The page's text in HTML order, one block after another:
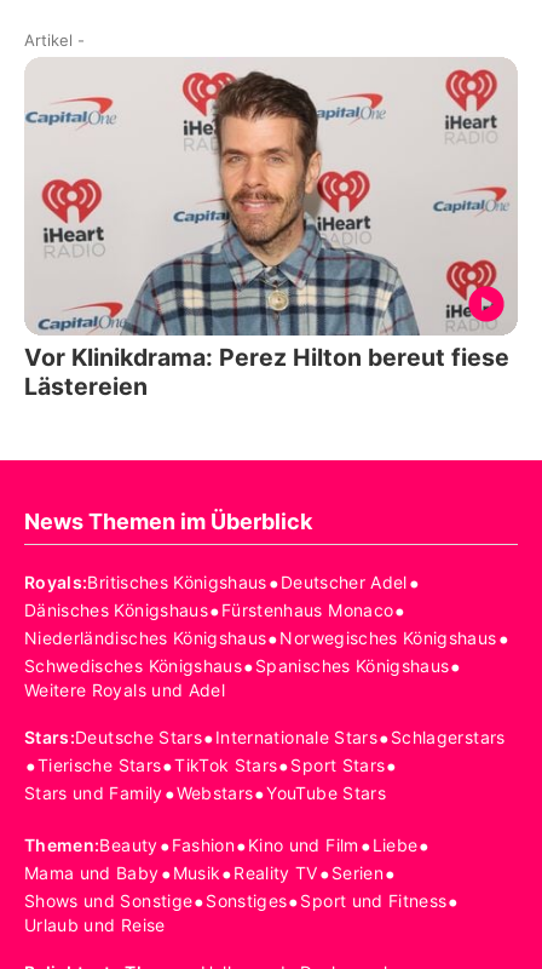
Artikel -
Vor Klinikdrama: Perez Hilton bereut fiese
Lästereien
News Themen im Überblick
Royals:Britisches Königshaus•Deutscher Adel•
Dänisches Königshaus•Fürstenhaus Monaco•
Niederländisches Königshaus•Norwegisches Königshaus•
Schwedisches Königshaus•Spanisches Königshaus•
Weitere Royals und Adel
Stars:Deutsche Stars•Internationale Stars•Schlagerstars
•Tierische Stars•TikTok Stars•Sport Stars•
Stars und Family•Webstars•YouTube Stars
Themen:Beauty•Fashion•Kino und Film •Liebe•
Mama und Baby•Musik•Reality TV•Serien•
Shows und Sonstige•Sonstiges•Sport und Fitness•
Urlaub und Reise